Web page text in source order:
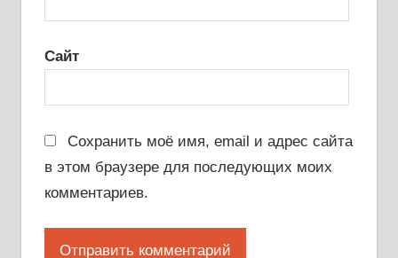
Сайт
Сохранить моё имя, email и адрес сайта
в этом браузере для последующих моих
комментариев.